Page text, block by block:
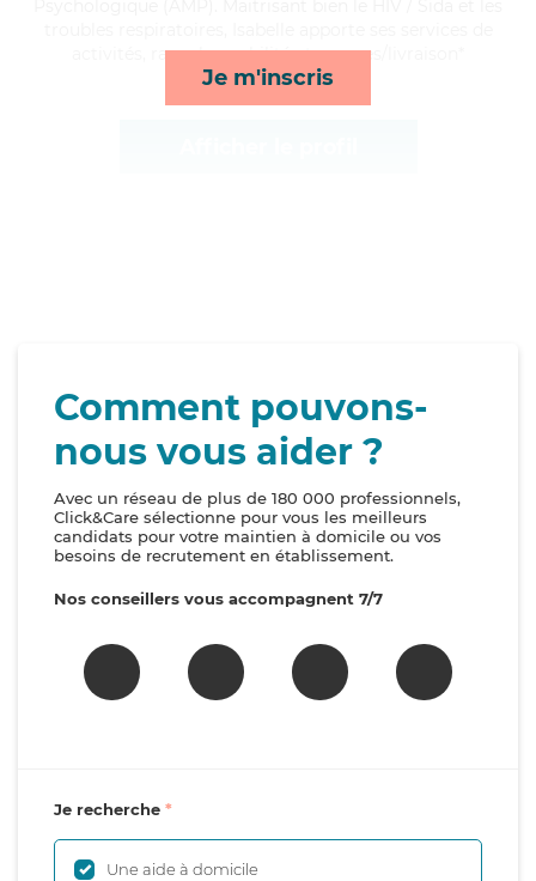
Je m'inscris
activités, rappels, mobilité et courses/livraison*
Comment pouvons-
nous vous aider ?
Avec un réseau de plus de 180 000 professionnels,
Click&Care sélectionne pour vous les meilleurs
candidats pour votre maintien à domicile ou vos
besoins de recrutement en établissement.
Nos conseillers vous accompagnent 7/7
Je recherche
Une aide à domicile